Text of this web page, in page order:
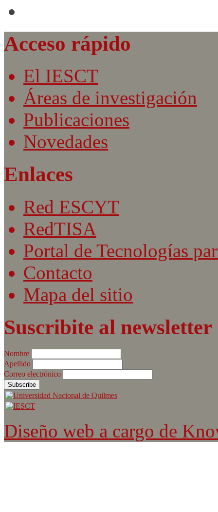
Acceso rápido
El IESCT
Áreas de investigación
Publicaciones
Novedades
Enlaces
Red ESCYT
RedTISA
Portal de Tecnologías
Contacto
Mapa del sitio
Suscribite al newsletter
Nombre
Apellido
Correo electrónico
Diseño web a cargo de